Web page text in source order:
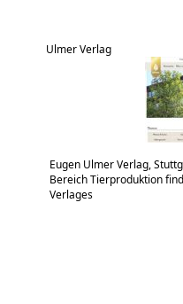
Ulmer Verlag
Eugen Ulmer Verlag,
Bereich Tierproduktion
Verlages